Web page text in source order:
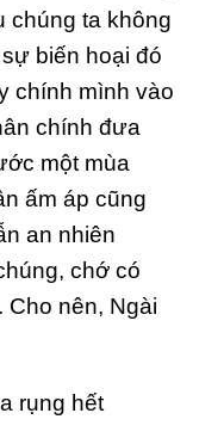
chúng ta không
biến hoại đó
chính mình vào
chính đưa
một mùa
ấm áp cũng
an nhiên
chớ có
Cho nên, Ngài
rụng hết